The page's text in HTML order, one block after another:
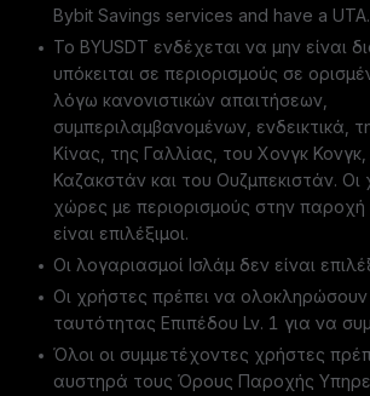
Bybit Savings services and have a UTA.
Το BYUSDT ενδέχεται να μην είναι
υπόκειται σε περιορισμούς σε
λόγω κανονιστικών απαιτήσεων,
συμπεριλαμβανομένων, ενδεικτικά,
Κίνας, της Γαλλίας, του Χονγκ Κονγκ,
Καζακστάν και του Ουζμπεκιστάν.
χώρες με περιορισμούς στην
είναι επιλέξιμοι.
Οι λογαριασμοί Ισλάμ δεν είναι
Οι χρήστες πρέπει να
ταυτότητας Επιπέδου Lv. 1 για να
Όλοι οι συμμετέχοντες χρήστες
αυστηρά τους Όρους Παροχής